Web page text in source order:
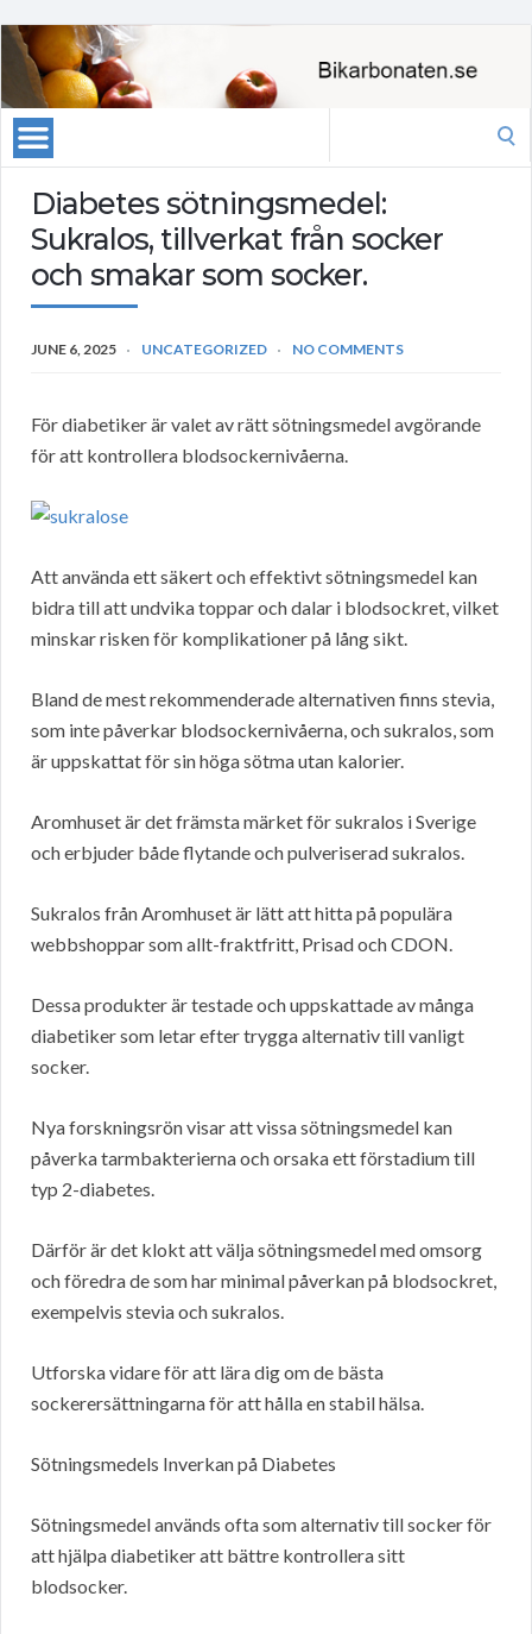
Diabetes sötningsmedel:
Sukralos, tillverkat från socker
och smakar som socker.
JUNE 6, 2025 UNCATEGORIZED NO COMMENTS
För diabetiker är valet av rätt sötningsmedel avgörande
för att kontrollera blodsockernivåerna.
Att använda ett säkert och effektivt sötningsmedel kan
bidra till att undvika toppar och dalar i blodsockret, vilket
minskar risken för komplikationer på lång sikt.
Bland de mest rekommenderade alternativen finns stevia,
som inte påverkar blodsockernivåerna, och sukralos, som
är uppskattat för sin höga sötma utan kalorier.
Aromhuset är det främsta märket för sukralos i Sverige
och erbjuder både flytande och pulveriserad sukralos.
Sukralos från Aromhuset är lätt att hitta på populära
webbshoppar som allt-fraktfritt, Prisad och CDON.
Dessa produkter är testade och uppskattade av många
diabetiker som letar efter trygga alternativ till vanligt
socker.
Nya forskningsrön visar att vissa sötningsmedel kan
påverka tarmbakterierna och orsaka ett förstadium till
typ 2-diabetes.
Därför är det klokt att välja sötningsmedel med omsorg
och föredra de som har minimal påverkan på blodsockret,
exempelvis stevia och sukralos.
Utforska vidare för att lära dig om de bästa
sockerersättningarna för att hålla en stabil hälsa.
Sötningsmedels Inverkan på Diabetes
Sötningsmedel används ofta som alternativ till socker för
att hjälpa diabetiker att bättre kontrollera sitt
blodsocker.